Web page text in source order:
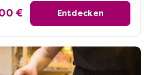
€ Entdecken